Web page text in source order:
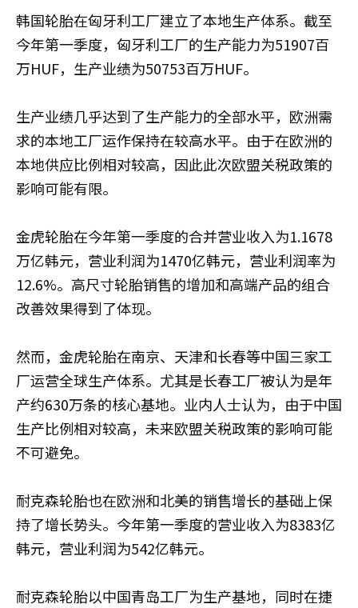
韩国轮胎在匈牙利工厂建立了本地生产体系。截至
今年第一季度，匈牙利工厂的生产能力为51907百
万HUF，生产业绩为50753百万HUF。
生产业绩几乎达到了生产能力的全部水平，欧洲需
求的本地工厂运作保持在较高水平。由于在欧洲的
本地供应比例相对较高，因此此次欧盟关税政策的
影响可能有限。
金虎轮胎在今年第一季度的合并营业收入为1.1678
万亿韩元，营业利润为1470亿韩元，营业利润率为
12.6%。高尺寸轮胎销售的增加和高端产品的组合
改善效果得到了体现。
然而，金虎轮胎在南京、天津和长春等中国三家工
厂运营全球生产体系。尤其是长春工厂被认为是年
产约630万条的核心基地。业内人士认为，由于中国
生产比例相对较高，未来欧盟关税政策的影响可能
不可避免。
耐克森轮胎也在欧洲和北美的销售增长的基础上保
持了增长势头。今年第一季度的营业收入为8383亿
韩元，营业利润为542亿韩元。
耐克森轮胎以中国青岛工厂为生产基地，同时在捷